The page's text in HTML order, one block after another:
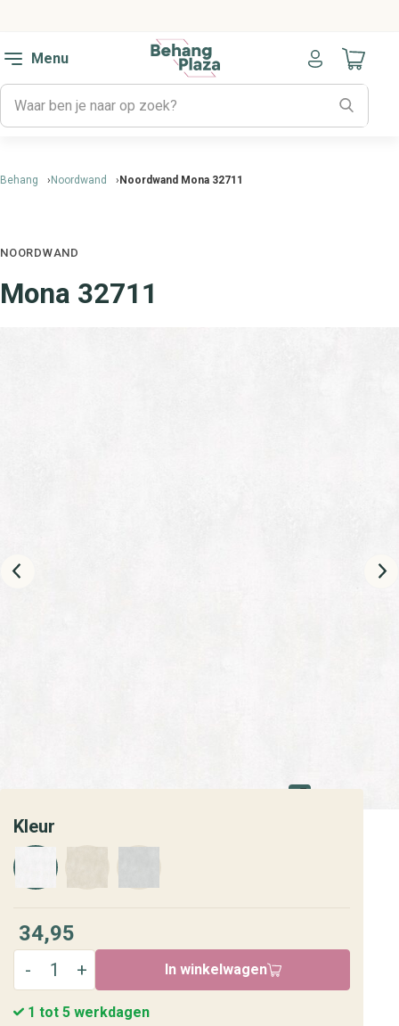
Menu
Naar
Behang Noordwand Noordwand Mona 32711
NOORDWAND
Mona 32711
Kleur
34,95
In winkelwagen
1 tot 5 werkdagen